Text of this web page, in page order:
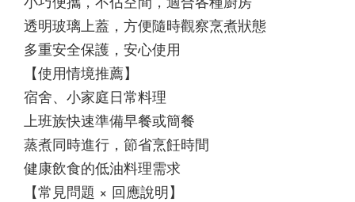
透明玻璃上蓋，方便隨時觀察烹煮狀態
多重安全保護，安心使用
【使用情境推薦】
宿舍、小家庭日常料理
上班族快速準備早餐或簡餐
蒸煮同時進行，節省烹飪時間
健康飲食的低油料理需求
【常見問題 × 回應說明】